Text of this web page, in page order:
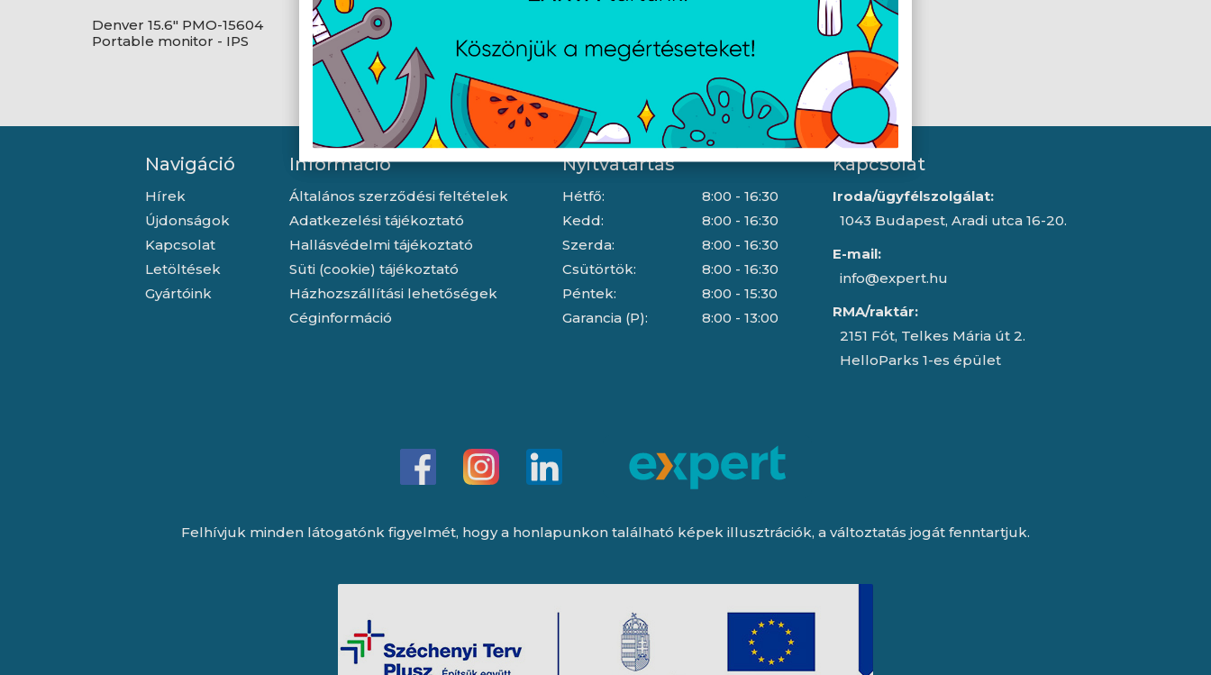
Denver 15.6" PMO-15604
Portable monitor - IPS
Navigáció
Hírek
Újdonságok
Kapcsolat
Letöltések
Gyártóink
Információ
Általános szerződési feltételek
Adatkezelési tájékoztató
Hallásvédelmi tájékoztató
Süti (cookie) tájékoztató
Házhozszállítási lehetőségek
Céginformáció
Nyitvatartás
Hétfő:
Kedd:
Szerda:
Csütörtök:
Péntek:
Garancia (P):
8:00 - 16:30
8:00 - 16:30
8:00 - 16:30
8:00 - 16:30
8:00 - 15:30
8:00 - 13:00
Kapcsolat
Iroda/ügyfélszolgálat:
1043 Budapest, Aradi utca 16-20.
E-mail:
info@expert.hu
RMA/raktár:
2151 Fót, Telkes Mária út 2.
HelloParks 1-es épület
Felhívjuk minden látogatónk figyelmét, hogy a honlapunkon található képek illusztrációk, a változtatás jogát fenntartjuk.